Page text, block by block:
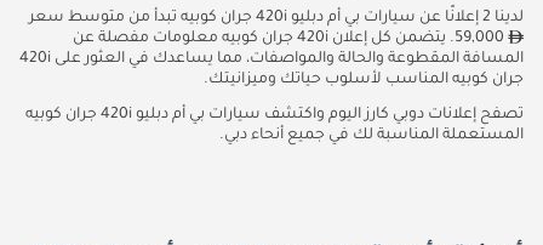
لدينا 2 إعلانًا عن سيارات بي أم دبليو 420i جران كوبيه تبدأ من متوسط سعر
59,000. يتضمن كل إعلان 420i جران كوبيه معلومات مفصلة عن
المسافة المقطوعة والحالة والمواصفات، مما يساعدك في العثور على 420i
جران كوبيه المناسب لأسلوب حياتك وميزانيتك.
تصفح إعلانات دوبي كارز اليوم واكتشف سيارات بي أم دبليو 420i جران كوبيه
المستعملة المناسبة لك في جميع أنحاء دبي.